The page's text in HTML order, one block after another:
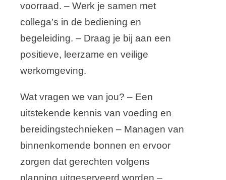
voorraad. – Werk je samen met
collega’s in de bediening en
begeleiding. – Draag je bij aan een
positieve, leerzame en veilige
werkomgeving.
Wat vragen we van jou? – Een
uitstekende kennis van voeding en
bereidingstechnieken – Managen van
binnenkomende bonnen en ervoor
zorgen dat gerechten volgens
planning uitgeserveerd worden –